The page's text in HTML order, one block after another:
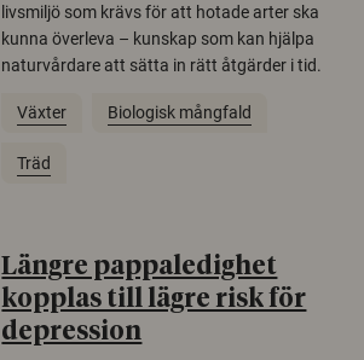
livsmiljö som krävs för att hotade arter ska
kunna överleva – kunskap som kan hjälpa
naturvårdare att sätta in rätt åtgärder i tid.
Växter Biologisk mångfald
Träd
Längre pappaledighet
kopplas till lägre risk för
depression